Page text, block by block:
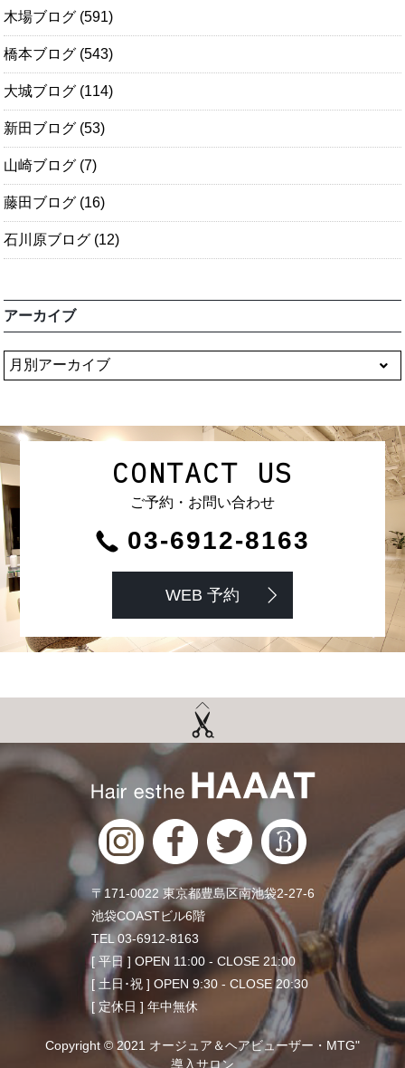
木場ブログ (591)
橋本ブログ (543)
大城ブログ (114)
新田ブログ (53)
山崎ブログ (7)
藤田ブログ (16)
石川原ブログ (12)
アーカイブ
CONTACT US
ご予約・お問い合わせ
03-6912-8163
WEB 予約
〒171-0022 東京都豊島区南池袋2-27-6
池袋COASTビル6階
TEL 03-6912-8163
[ 平日 ] OPEN 11:00 - CLOSE 21:00
[ 土日･祝 ] OPEN 9:30 - CLOSE 20:30
[ 定休日 ] 年中無休
Copyright © 2021 オージュア＆ヘアビューザー・MTG"
導入サロン